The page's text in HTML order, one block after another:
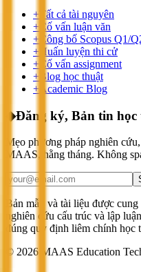
+ Tất cả tài nguyên
+ Cố vấn luận văn
+ Công bố Scopus Q1/
+ Huấn luyện thi cử
+ Cố vấn assignment
+ Blog học thuật
+ Academic Blog
◆Đăng ký, Bản tin học
Mẹo phương pháp nghiên
MAAS, hằng tháng. Không
Bản mẫu và tài liệu được
nghiên cứu cấu trúc và lập
đúng quy định liêm chính học
© 2026 MAAS Education